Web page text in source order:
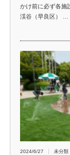
かけ前に必ず各施
渓谷（早良区） …
2024/6/27 未分類